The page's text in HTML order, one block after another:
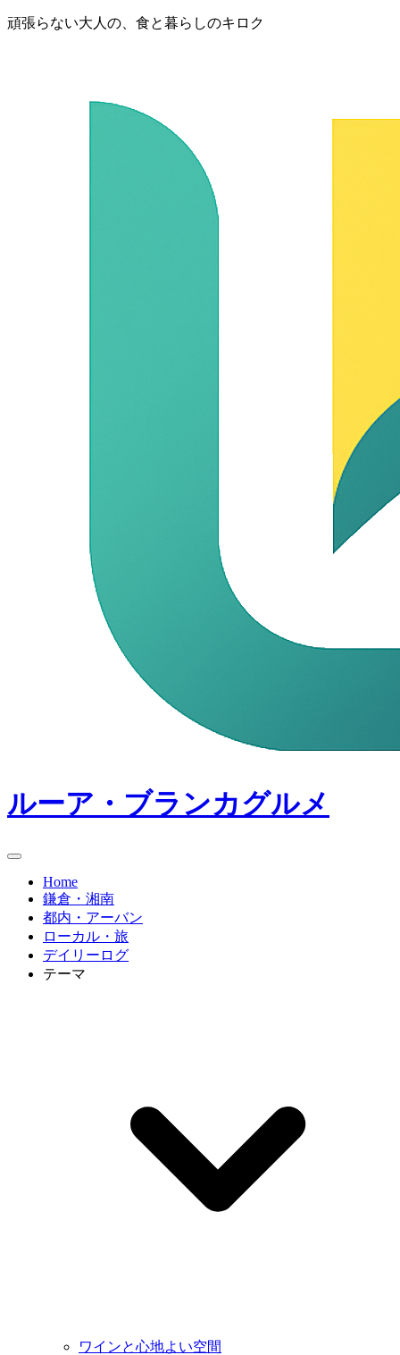
頑張らない大人の、食と暮らしのキロク
ルーア・ブランカグルメ
Home
鎌倉・湘南
都内・アーバン
ローカル・旅
デイリーログ
テーマ
ワインと心地よい空間